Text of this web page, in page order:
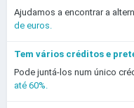
Ajudamos a encontrar a
de euros.
Tem vários créditos e
Pode juntá-los num único
até 60%.